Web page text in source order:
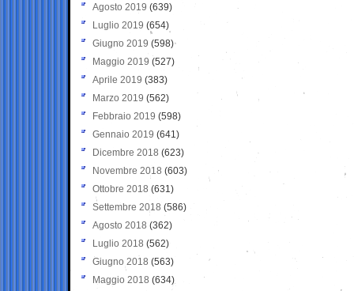
Agosto 2019 (639)
Luglio 2019 (654)
Giugno 2019 (598)
Maggio 2019 (527)
Aprile 2019 (383)
Marzo 2019 (562)
Febbraio 2019 (598)
Gennaio 2019 (641)
Dicembre 2018 (623)
Novembre 2018 (603)
Ottobre 2018 (631)
Settembre 2018 (586)
Agosto 2018 (362)
Luglio 2018 (562)
Giugno 2018 (563)
Maggio 2018 (634)